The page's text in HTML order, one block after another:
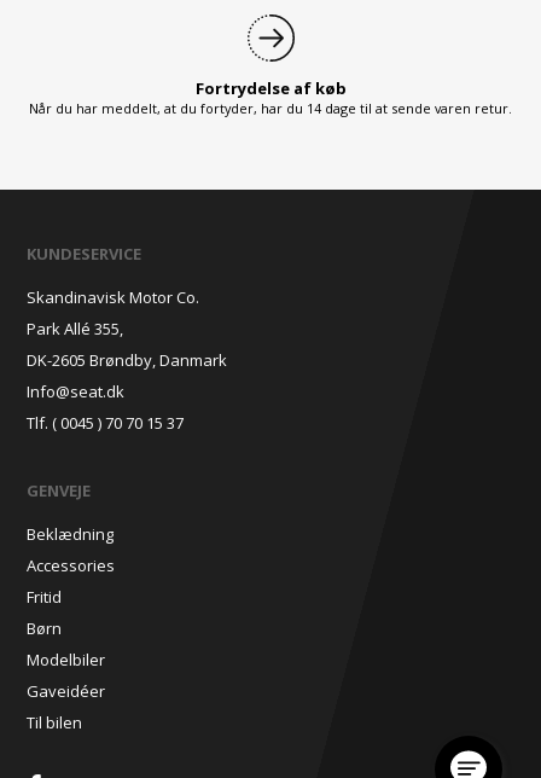
Fortrydelse af køb
Når du har meddelt, at du fortyder, har du 14 dage til at sende varen retur.
KUNDESERVICE
Skandinavisk Motor Co.
Park Allé 355,
DK-2605 Brøndby, Danmark
Info@seat.dk
Tlf. ( 0045 ) 70 70 15 37
GENVEJE
Beklædning
Accessories
Fritid
Børn
Modelbiler
Gaveidéer
Til bilen